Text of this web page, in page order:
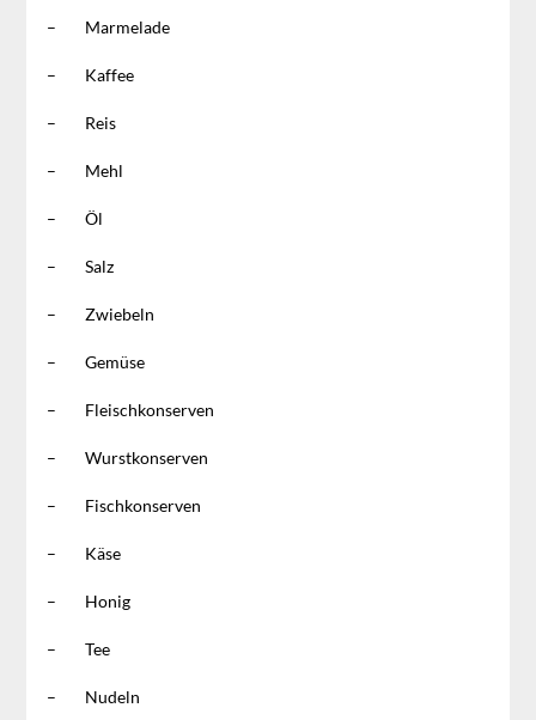
– Marmelade
– Kaffee
– Reis
– Mehl
– Öl
– Salz
– Zwiebeln
– Gemüse
– Fleischkonserven
– Wurstkonserven
– Fischkonserven
– Käse
– Honig
– Tee
– Nudeln